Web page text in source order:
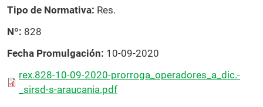
Tipo de Normativa Res.
Nº 828
Fecha Promulgación 10-09-2020
rex.828-10-09-2020-prorroga_operadores_a_dic.-
_sirsd-s-araucania.pdf